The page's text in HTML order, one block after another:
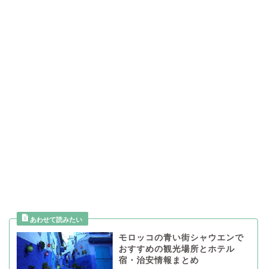
モロッコの青い街シャウエンで
おすすめの観光場所とホテル
宿・治安情報まとめ